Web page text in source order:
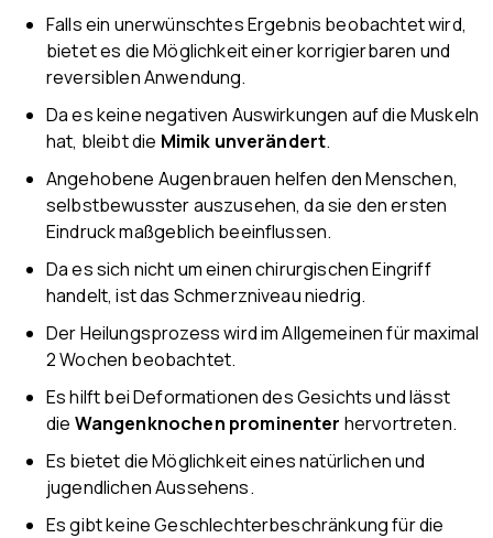
Falls ein unerwünschtes Ergebnis beobachtet wird,
bietet es die Möglichkeit einer korrigierbaren und
reversiblen Anwendung.
Da es keine negativen Auswirkungen auf die Muskeln
hat, bleibt die Mimik unverändert.
Angehobene Augenbrauen helfen den Menschen,
selbstbewusster auszusehen, da sie den ersten
Eindruck maßgeblich beeinflussen.
Da es sich nicht um einen chirurgischen Eingriff
handelt, ist das Schmerzniveau niedrig.
Der Heilungsprozess wird im Allgemeinen für maximal
2 Wochen beobachtet.
Es hilft bei Deformationen des Gesichts und lässt
die Wangenknochen prominenter hervortreten.
Es bietet die Möglichkeit eines natürlichen und
jugendlichen Aussehens.
Es gibt keine Geschlechterbeschränkung für die